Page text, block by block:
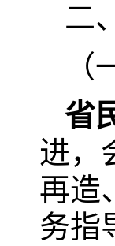
二
省
进，
再造
务指